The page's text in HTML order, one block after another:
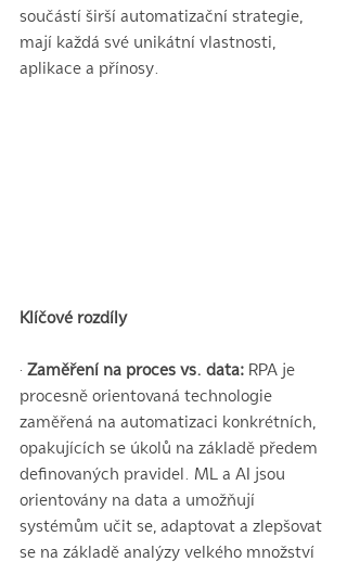
součástí širší automatizační strategie,
mají každá své unikátní vlastnosti,
aplikace a přínosy.
Klíčové rozdíly
· Zaměření na proces vs. data: RPA je
procesně orientovaná technologie
zaměřená na automatizaci konkrétních,
opakujících se úkolů na základě předem
definovaných pravidel. ML a AI jsou
orientovány na data a umožňují
systémům učit se, adaptovat a zlepšovat
se na základě analýzy velkého množství